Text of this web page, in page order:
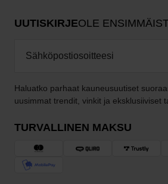
UUTISKIRJEOLE
Haluatko parhaat kauneusuutiset
uusimmat trendit, vinkit ja eksklusiiviset
TURVALLINEN MAKSU